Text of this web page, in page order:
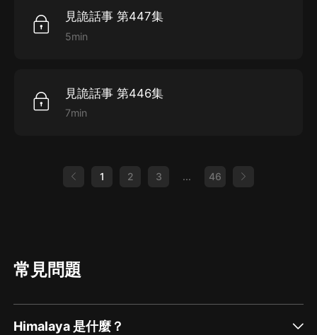
見詭話事 第447集
5min
見詭話事 第446集
7min
1 2 3 ... 46
常見問題
Himalaya 是什麼？